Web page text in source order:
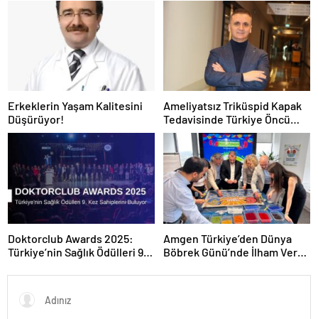
Erkeklerin Yaşam Kalitesini
Düşürüyor!
Ameliyatsız Triküspid Kapak
Tedavisinde Türkiye Öncü
Konumda
Doktorclub Awards 2025:
Türkiye’nin Sağlık Ödülleri 9.
Amgen Türkiye’den Dünya
Böbrek Günü’nde İlham Veren
Bütündür”